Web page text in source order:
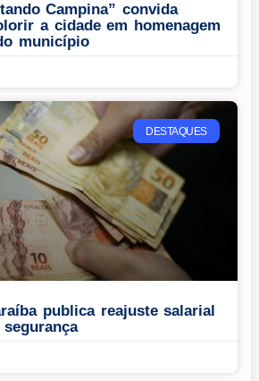
Campina” convida
a cidade em homenagem
município
DESTAQUES
publica reajuste salarial